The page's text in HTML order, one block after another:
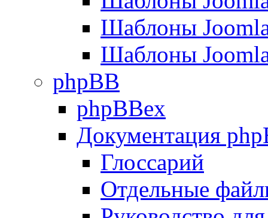
Шаблоны
Шаблоны
phpBB
phpBBex
Документация
Глоссарий
Отдельные